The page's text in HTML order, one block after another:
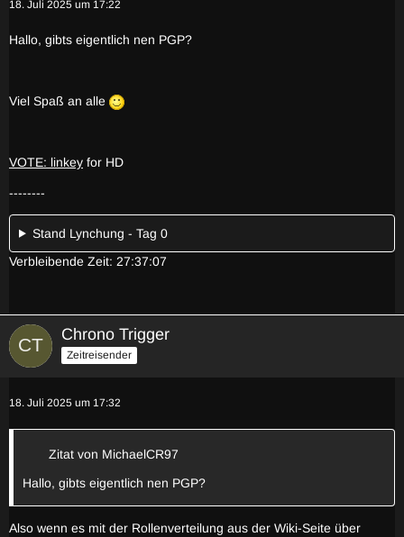
18. Juli 2025 um 17:22
Hallo, gibts eigentlich nen PGP?
Viel Spaß an alle
VOTE: linkey for HD
--------
Stand Lynchung - Tag 0
Verbleibende Zeit: 27:37:07
Chrono Trigger
Zeitreisender
18. Juli 2025 um 17:32
Zitat von MichaelCR97
Hallo, gibts eigentlich nen PGP?
Also wenn es mit der Rollenverteilung aus der Wiki-Seite über